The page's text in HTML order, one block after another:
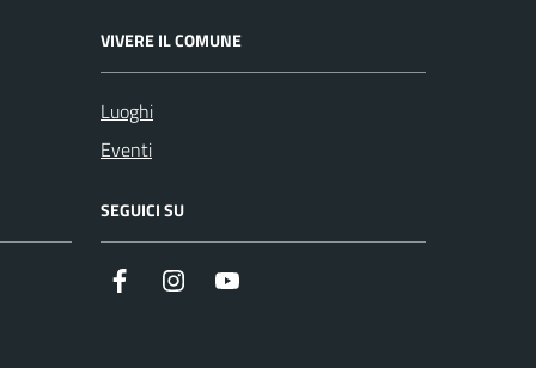
VIVERE IL COMUNE
Luoghi
Eventi
SEGUICI SU
Facebook Instagram